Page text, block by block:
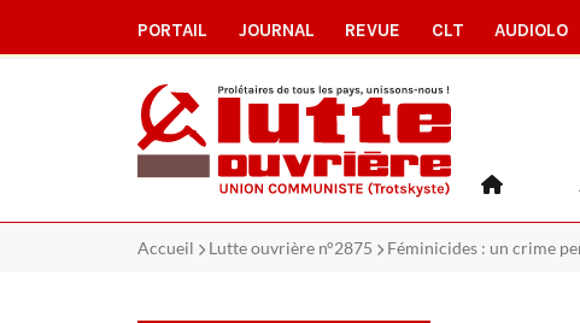
PORTAIL JOURNAL REVUE CLT AUDIOLO
Accueil Lutte ouvrière n°2875 Féminicides : un crime